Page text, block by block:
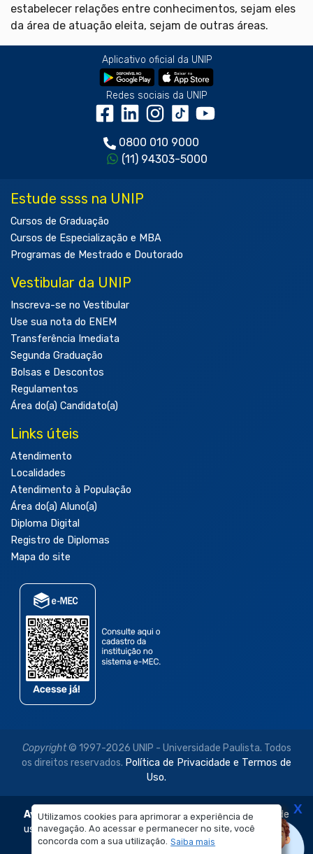
Utilizamos cookies para aprimorar a experiência de
navegação. Ao acessar e permanecer no site, você
concorda com a sua utilização. Saiba mais
estabelecer relações entre conhecimentos, sejam eles
da área de atuação eleita, sejam de outras áreas.
Aplicativo oficial da UNIP
Redes sociais da UNIP
0800 010 9000
(11) 94303-5000
Estude ssss na UNIP
Cursos de Graduação
Cursos de Especialização e MBA
Programas de Mestrado e Doutorado
Vestibular da UNIP
Inscreva-se no Vestibular
Use sua nota do ENEM
Transferência Imediata
Segunda Graduação
Bolsas e Descontos
Regulamentos
Área do(a) Candidato(a)
Links úteis
Atendimento
Localidades
Atendimento à População
Área do(a) Aluno(a)
Diploma Digital
Registro de Diplomas
Mapa do site
Copyright© 1997-2026 UNIP - Universidade Paulista. Todos
os direitos reservados. Política de Privacidade e Termos de
Uso.
Aviso Legal: As imagens disponibilizadas neste site são de
uso exclusivo institucional do Sistema de Ensino Objetivo e
da Universidade Paulista – UNIP.
X